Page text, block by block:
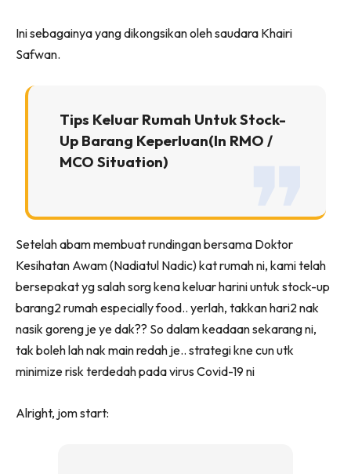
Ini sebagainya yang dikongsikan oleh saudara Khairi
Safwan.
Tips Keluar Rumah Untuk Stock-
Up Barang Keperluan(in RMO /
MCO Situation)
Setelah abam membuat rundingan bersama Doktor
Kesihatan Awam (Nadiatul Nadic) kat rumah ni, kami telah
bersepakat yg salah sorg kena keluar harini untuk stock-up
barang2 rumah especially food.. yerlah, takkan hari2 nak
nasik goreng je ye dak?? So dalam keadaan sekarang ni,
tak boleh lah nak main redah je.. strategi kne cun utk
minimize risk terdedah pada virus Covid-19 ni
Alright, jom start: